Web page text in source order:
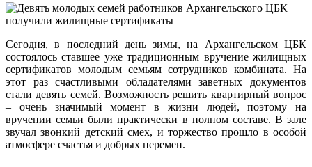
Сегодня, в последний день зимы, на Архангельском ЦБК
состоялось ставшее уже традиционным вручение жилищных
сертификатов молодым семьям сотрудников комбината. На
этот раз счастливыми обладателями заветных документов
стали девять семей. Возможность решить квартирный вопрос
– очень значимый момент в жизни людей, поэтому на
вручении семьи были практически в полном составе. В зале
звучал звонкий детский смех, и торжество прошло в особой
атмосфере счастья и добрых перемен.